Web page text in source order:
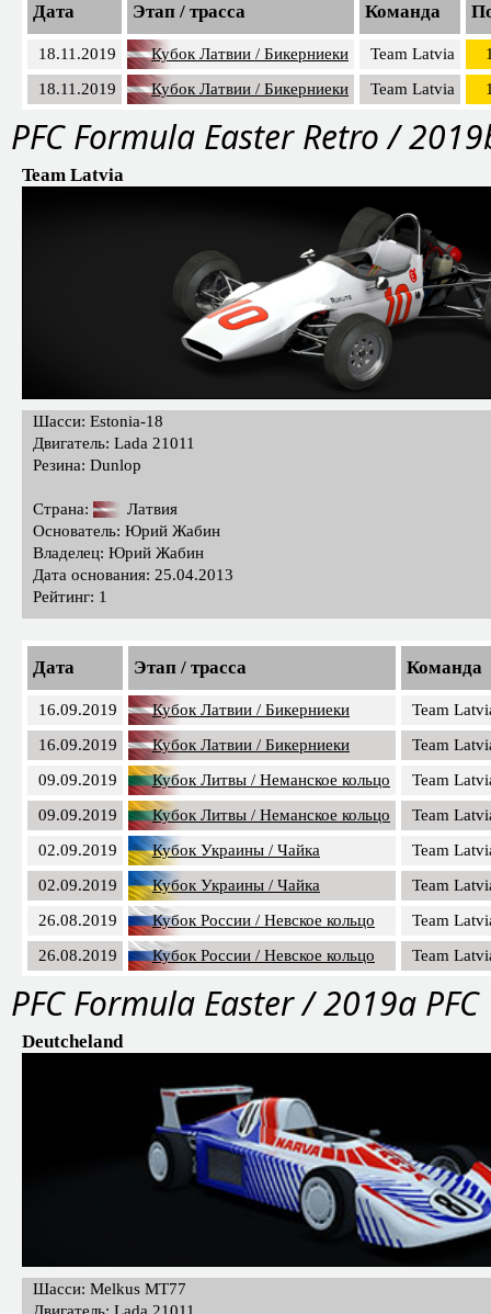
Дата Этап / трасса Команда
18.11.2019 Кубок Латвии / Бикерниеки Team Latvia
18.11.2019
Кубок Латвии / Бикерниеки Team Latvia
PFС Formula Easter Retro /
Team Latvia
Шасси: Estonia-18
Двигатель: Lada 21011
Резина: Dunlop
Страна:
Латвия
Основатель: Юрий Жабин
Владелец: Юрий Жабин
Дата основания: 25.04.2013
Рейтинг: 1
Дата Этап / трасса Команда
16.09.2019 Кубок Латвии / Бикерниеки
Team
16.09.2019
Кубок Латвии / Бикерниеки
Team
09.09.2019
Кубок Литвы / Неманское кольцо
Team
09.09.2019
Кубок Литвы / Неманское кольцо
Team
02.09.2019
Кубок Украины / Чайка
Team
02.09.2019
Кубок Украины / Чайка
Team
26.08.2019
Кубок России / Невское кольцо
Team
26.08.2019
Кубок России / Невское кольцо Team
PFС Formula Easter / 2019a PFC
Deutcheland
Шасси: Melkus MT77